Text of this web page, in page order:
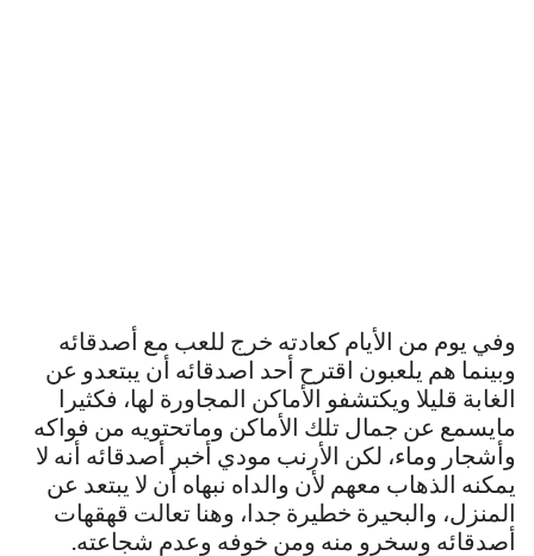
وفي يوم من الأيام كعادته خرج للعب مع أصدقائه
وبينما هم يلعبون اقترح أحد اصدقائه أن يبتعدو عن
الغابة قليلا ويكتشفو الأماكن المجاورة لها، فكثيرا
مايسمع عن جمال تلك الأماكن وماتحتويه من فواكه
وأشجار وماء، لكن الأرنب مودي أخبر أصدقائه أنه لا
يمكنه الذهاب معهم لأن والداه نبهاه أن لا يبتعد عن
المنزل، والبحيرة خطيرة جدا، وهنا تعالت قهقهات
أصدقائه وسخرو منه ومن خوفه وعدم شجاعته.